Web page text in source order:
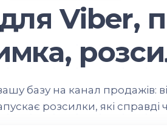
для Viber,
базу на канал продажів:
розсилки, які справді